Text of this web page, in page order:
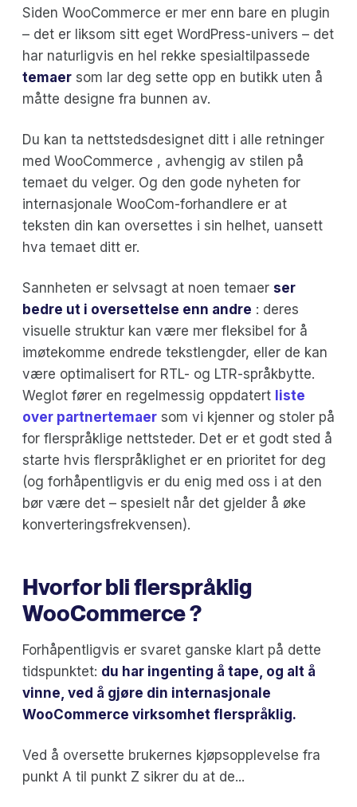
Siden WooCommerce er mer enn bare en plugin
– det er liksom sitt eget WordPress-univers – det
har naturligvis en hel rekke spesialtilpassede
temaer som lar deg sette opp en butikk uten å
måtte designe fra bunnen av.
Du kan ta nettstedsdesignet ditt i alle retninger
med WooCommerce , avhengig av stilen på
temaet du velger. Og den gode nyheten for
internasjonale WooCom-forhandlere er at
teksten din kan oversettes i sin helhet, uansett
hva temaet ditt er.
Sannheten er selvsagt at noen temaer ser
bedre ut i oversettelse enn andre : deres
visuelle struktur kan være mer fleksibel for å
imøtekomme endrede tekstlengder, eller de kan
være optimalisert for RTL- og LTR-språkbytte.
Weglot fører en regelmessig oppdatert liste
over partnertemaer som vi kjenner og stoler på
for flerspråklige nettsteder. Det er et godt sted å
starte hvis flerspråklighet er en prioritet for deg
(og forhåpentligvis er du enig med oss i at den
bør være det – spesielt når det gjelder å øke
konverteringsfrekvensen).
Hvorfor bli flerspråklig
WooCommerce ?
Forhåpentligvis er svaret ganske klart på dette
tidspunktet: du har ingenting å tape, og alt å
vinne, ved å gjøre din internasjonale
WooCommerce virksomhet flerspråklig.
Ved å oversette brukernes kjøpsopplevelse fra
punkt A til punkt Z sikrer du at de...